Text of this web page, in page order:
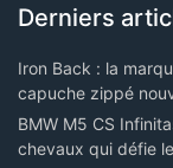
Derniers
Iron Back : la
capuche zippé
BMW M5 CS
chevaux qui défie